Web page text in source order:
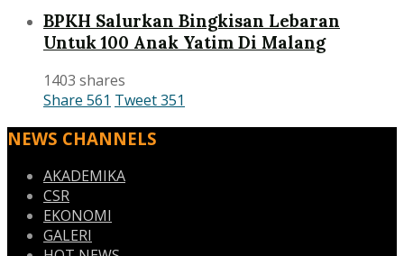
BPKH Salurkan Bingkisan Lebaran
Untuk 100 Anak Yatim Di Malang
1403 shares
Share 561 Tweet351
NEWS CHANNELS
AKADEMIKA
CSR
EKONOMI
GALERI